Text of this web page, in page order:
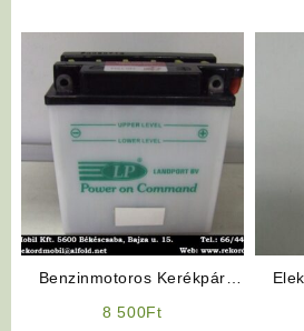
Benzinmotoros Kerékpár
8 500Ft